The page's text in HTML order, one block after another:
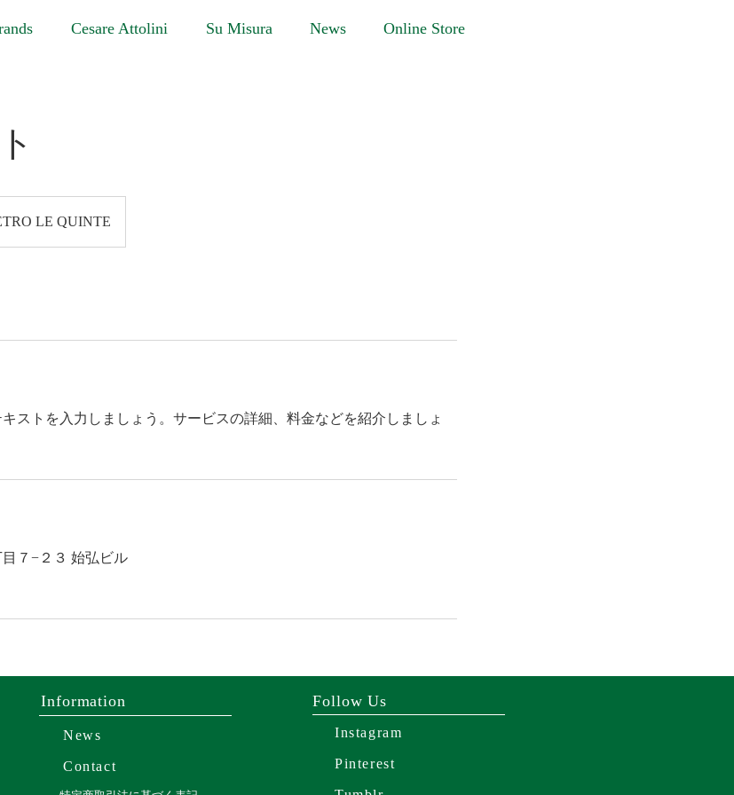
Cesare Attolini Su Misura News Online Store
LE QUINTE
ストを入力しましょう。サービスの詳細、料金などを紹介しましょ
７−２３ 始弘ビル
Information
News
Contact
Follow Us
Instagram
Pinterest